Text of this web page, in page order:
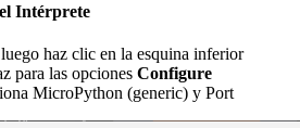
Intérprete
haz clic en la esquina inferior
para las opciones Configure
MicroPython (generic) y Port